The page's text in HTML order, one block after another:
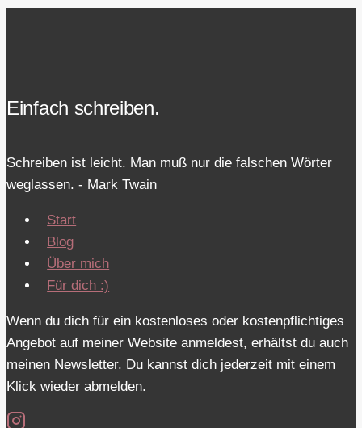
Einfach schreiben.
Schreiben ist leicht. Man muß nur die falschen Wörter
weglassen. - Mark Twain
Start
Blog
Über mich
Für dich :)
Wenn du dich für ein kostenloses oder kostenpflichtiges
Angebot auf meiner Website anmeldest, erhältst du auch
meinen Newsletter. Du kannst dich jederzeit mit einem
Klick wieder abmelden.